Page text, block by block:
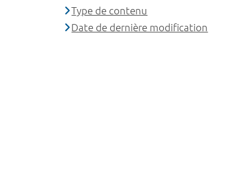
Type de contenu
Date de dernière modification